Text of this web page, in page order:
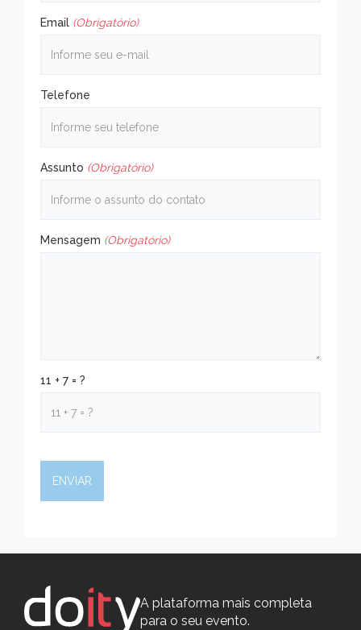
Email (Obrigatório)
Telefone
Assunto (Obrigatório)
Mensagem (Obrigatório)
11 + 7 = ?
A plataforma mais completa
para o seu evento.